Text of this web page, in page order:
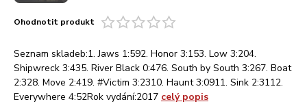
Ohodnotit produkt
Seznam skladeb:1. Jaws 1:592. Honor 3:153. Low 3:204.
Shipwreck 3:435. River Black 0:476. South by South 3:267. Boat
2:328. Move 2:419. #Victim 3:2310. Haunt 3:0911. Sink 2:3112.
Everywhere 4:52Rok vydání:2017 celý popis